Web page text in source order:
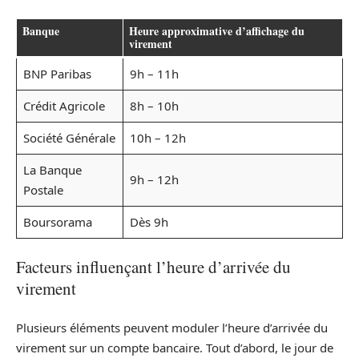
Banque Heure approximative d’affichage du
virement
BNP Paribas
9h – 11h
Crédit Agricole
8h – 10h
Société Générale
10h – 12h
La Banque
Postale
9h – 12h
Boursorama Dès 9h
Facteurs influençant l’heure d’arrivée du
virement
Plusieurs éléments peuvent moduler l’heure d’arrivée du
virement sur un compte bancaire. Tout d’abord, le jour de